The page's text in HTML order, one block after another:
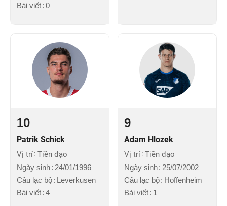
Bài viết 0
10
Patrik Schick
Vị trí Tiền đạo
Ngày sinh 24/01/1996
Câu lạc bộ Leverkusen
Bài viết 4
9
Adam Hlozek
Vị trí Tiền đạo
Ngày sinh 25/07/2002
Câu lạc bộ Hoffenheim
Bài viết 1